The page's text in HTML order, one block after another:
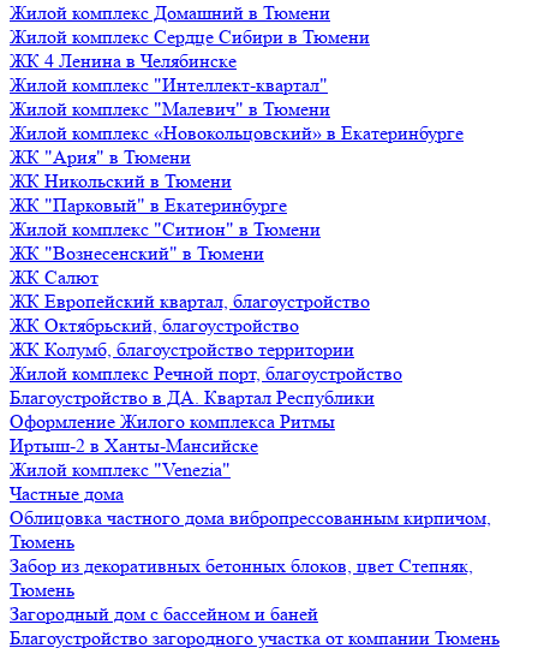
Жилой комплекс Домашний в Тюмени
Жилой комплекс Сердце Сибири в Тюмени
ЖК 4 Ленина в Челябинске
Жилой комплекс "Интеллект-квартал"
Жилой комплекс "Малевич" в Тюмени
Жилой комплекс «Новокольцовский» в Екатеринбурге
ЖК "Ария" в Тюмени
ЖК Никольский в Тюмени
ЖК "Парковый" в Екатеринбурге
Жилой комплекс "Ситион" в Тюмени
ЖК "Вознесенский" в Тюмени
ЖК Салют
ЖК Европейский квартал, благоустройство
ЖК Октябрьский, благоустройство
ЖК Колумб, благоустройство территории
Жилой комплекс Речной порт, благоустройство
Благоустройство в ДА. Квартал Республики
Оформление Жилого комплекса Ритмы
Иртыш-2 в Ханты-Мансийске
Жилой комплекс "Venezia"
Частные дома
Облицовка частного дома вибропрессованным кирпичом,
Тюмень
Забор из декоративных бетонных блоков, цвет Степняк,
Тюмень
Загородный дом с бассейном и баней
Благоустройство загородного участка от компании Тюмень